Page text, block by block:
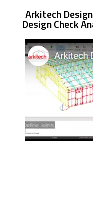
Arkitech
Design Check